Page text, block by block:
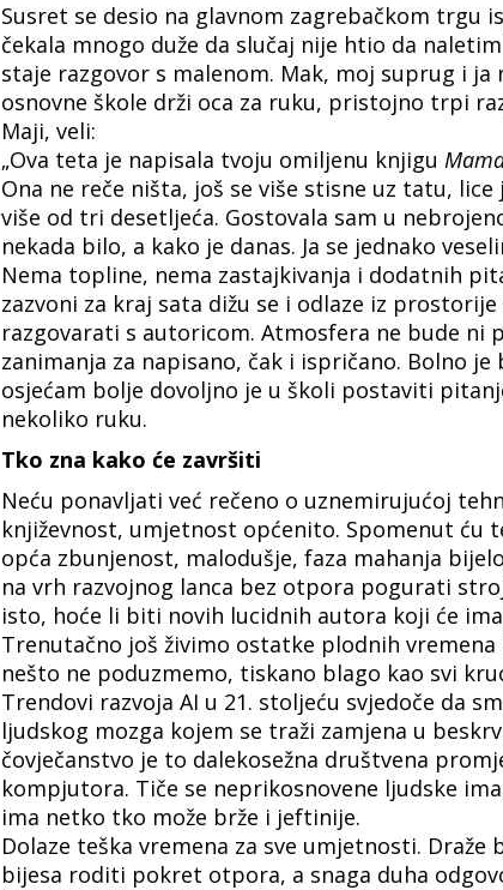
Susret se desio na glavnom zagrebačkom trgu
čekala mnogo duže da slučaj nije htio da
staje razgovor s malenom. Mak, moj suprug i
osnovne škole drži oca za ruku, pristojno trpi
Maji, veli:
„Ova teta je napisala tvoju omiljenu knjigu
Ona ne reče ništa, još se više stisne uz tatu,
više od tri desetljeća. Gostovala sam u
nekada bilo, a kako je danas. Ja se jednako
Nema topline, nema zastajkivanja i dodatnih
zazvoni za kraj sata dižu se i odlaze iz
razgovarati s autoricom. Atmosfera ne bude ni
zanimanja za napisano, čak i ispričano. Bolno
osjećam bolje dovoljno je u školi postaviti
nekoliko ruku.
Tko zna kako će završiti
Neću ponavljati već rečeno o uznemirujućoj
književnost, umjetnost općenito. Spomenut ću
opća zbunjenost, malodušje, faza mahanja
na vrh razvojnog lanca bez otpora pogurati
isto, hoće li biti novih lucidnih autora koji će
Trenutačno još živimo ostatke plodnih
nešto ne poduzmemo, tiskano blago kao svi
Trendovi razvoja AI u 21. stoljeću svjedoče da
ljudskog mozga kojem se traži zamjena u
čovječanstvo je to dalekosežna društvena
kompjutora. Tiče se neprikosnovene ljudske
ima netko tko može brže i jeftinije.
Dolaze teška vremena za sve umjetnosti.
bijesa roditi pokret otpora, a snaga duha